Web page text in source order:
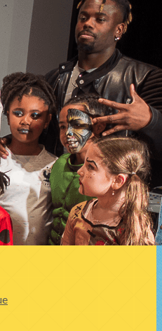
affichées
AVRIL 2026
avec Too High Spirit
réseaux sociaux